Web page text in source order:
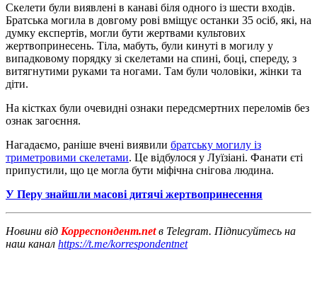
Скелети були виявлені в канаві біля одного із шести входів.
Братська могила в довгому рові вміщує останки 35 осіб, які, на
думку експертів, могли бути жертвами культових
жертвопринесень. Тіла, мабуть, були кинуті в могилу у
випадковому порядку зі скелетами на спині, боці, спереду, з
витягнутими руками та ногами. Там були чоловіки, жінки та
діти.
На кістках були очевидні ознаки передсмертних переломів без
ознак загоєння.
Нагадаємо, раніше вчені виявили братську могилу із
триметровими скелетами. Це відбулося у Луїзіані. Фанати єті
припустили, що це могла бути міфічна снігова людина.
У Перу знайшли масові дитячі жертвопринесення
Новини від Корреспондент.netв Telegram. Підписуйтесь на
наш канал https://t.me/korrespondentnet